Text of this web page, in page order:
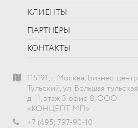
КЛИЕНТЫ
ПАРТНЁРЫ
КОНТАКТЫ
115191, г. Москва, Бизнес-центр
Тульский, ул. Большая тульская
д. 11, этаж 3 офис 8, ООО
«КОНЦЕПТ МП»
+7 (495) 797-90-10